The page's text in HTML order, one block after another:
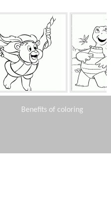
صمغ الدببة مرح فيرن
Benefits of coloring